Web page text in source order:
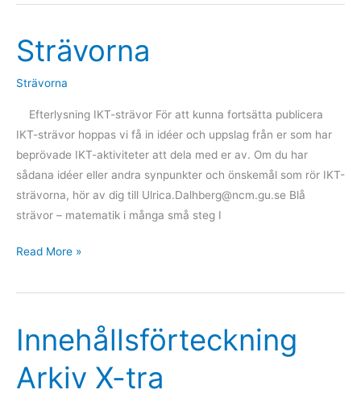
Strävorna
Strävorna
Efterlysning IKT-strävor För att kunna fortsätta publicera
IKT-strävor hoppas vi få in idéer och uppslag från er som har
beprövade IKT-aktiviteter att dela med er av. Om du har
sådana idéer eller andra synpunkter och önskemål som rör IKT-
strävorna, hör av dig till Ulrica.Dalhberg@ncm.gu.se Blå
strävor – matematik i många små steg I
Strävorna
Read More »
Innehållsförteckning
Arkiv X-tra
Innehållsförteckning
Arkiv
X-
tra